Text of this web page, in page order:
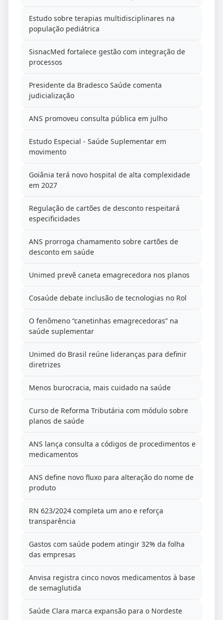
Estudo sobre terapias multidisciplinares na
população pediátrica
SisnacMed fortalece gestão com integração de
processos
Presidente da Bradesco Saúde comenta
judicialização
ANS promoveu consulta pública em julho
Estudo Especial - Saúde Suplementar em
movimento
Goiânia terá novo hospital de alta complexidade
em 2027
Regulação de cartões de desconto respeitará
especificidades
ANS prorroga chamamento sobre cartões de
desconto em saúde
Unimed prevê caneta emagrecedora nos planos
Cosaúde debate inclusão de tecnologias no Rol
O fenômeno “canetinhas emagrecedoras” na
saúde suplementar
Unimed do Brasil reúne lideranças para definir
diretrizes
Menos burocracia, mais cuidado na saúde
Curso de Reforma Tributária com módulo sobre
planos de saúde
ANS lança consulta a códigos de procedimentos e
medicamentos
ANS define novo fluxo para alteração do nome de
produto
RN 623/2024 completa um ano e reforça
transparência
Gastos com saúde podem atingir 32% da folha
das empresas
Anvisa registra cinco novos medicamentos à base
de semaglutida
Saúde Clara marca expansão para o Nordeste